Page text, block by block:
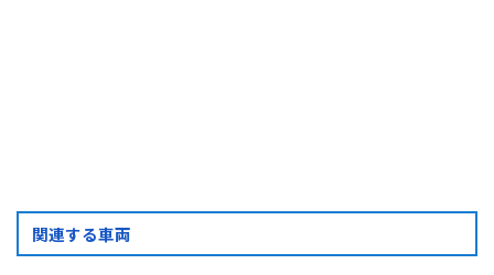
関連する車両